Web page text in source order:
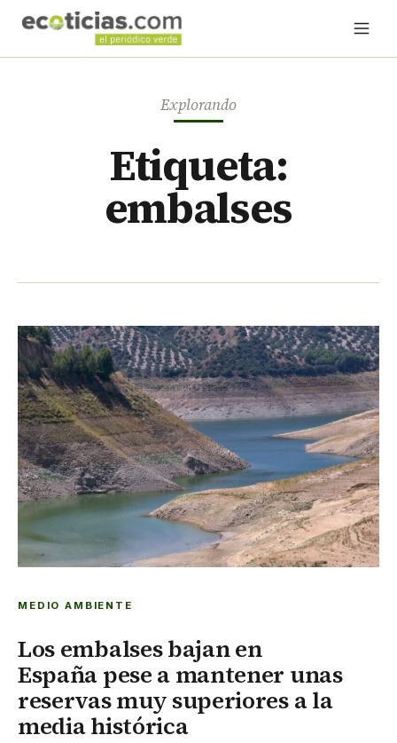
Explorando
Etiqueta:
embalses
MEDIO AMBIENTE
Los embalses bajan en
España pese a mantener unas
reservas muy superiores a la
media histórica